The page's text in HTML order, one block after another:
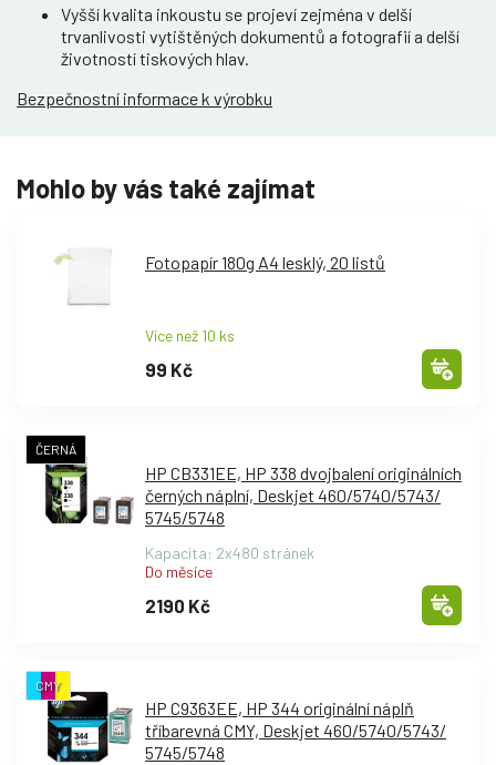
Vyšší kvalita inkoustu se projeví zejména v delší
trvanlivosti vytištěných dokumentů a fotografií a delší
životností tiskových hlav.
Bezpečnostní informace k výrobku
Mohlo by vás také zajímat
Fotopapír 180g A4 lesklý, 20 listů
Více než 10 ks
99 Kč
ČERNÁ
HP CB331EE, HP 338 dvojbalení originálních
černých náplní, Deskjet 460/5740/5743/
5745/5748
Kapacita: 2x480 stránek
Do měsíce
2190 Kč
CMY
HP C9363EE, HP 344 originální náplň
tříbarevná CMY, Deskjet 460/5740/5743/
5745/5748